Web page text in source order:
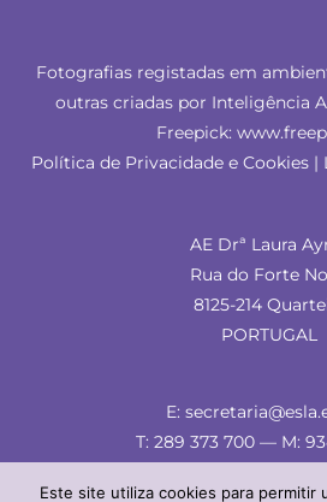
Fotografias registadas em
outras criadas por Inteligência
Freepick:
Política de Privacidade e Cookies |
AE Drª Laura
Rua do Forte
8125-214
PORTUGAL
E:
T: 289 373 700 — M:
Este site utiliza cookies para permitir